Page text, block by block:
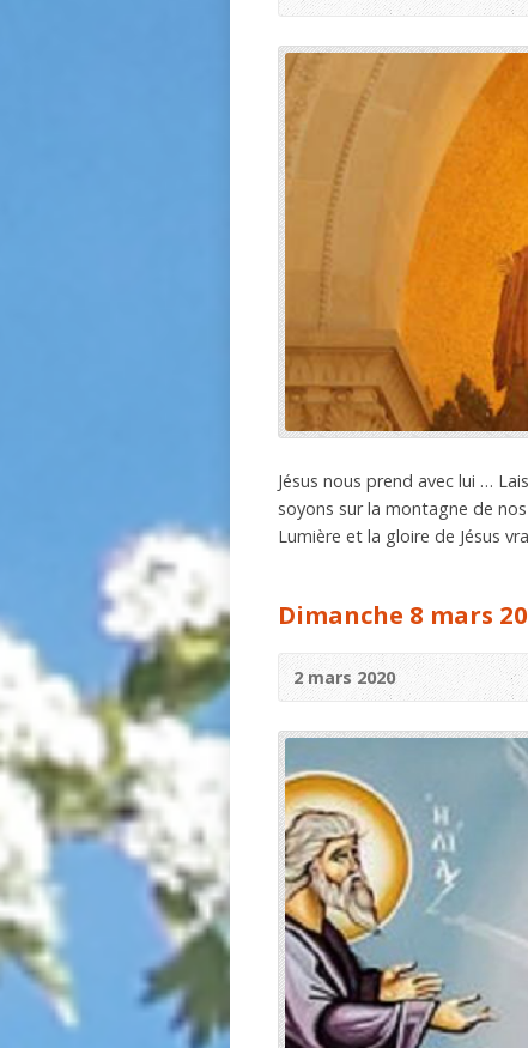
Jésus nous prend avec lui …
soyons sur la montagne de
Lumière et la gloire de Jésus
Dimanche 8 mars
2 mars 2020